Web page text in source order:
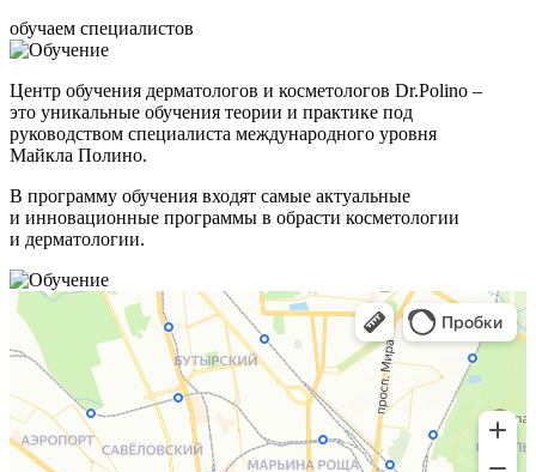
обучаем специалистов
Центр обучения дерматологов и косметологов Dr.Polino –
это уникальные обучения теории и практике под
руководством специалиста международного уровня
Майкла Полино.
В программу обучения входят самые актуальные
и инновационные программы в обрасти косметологии
и дерматологии.